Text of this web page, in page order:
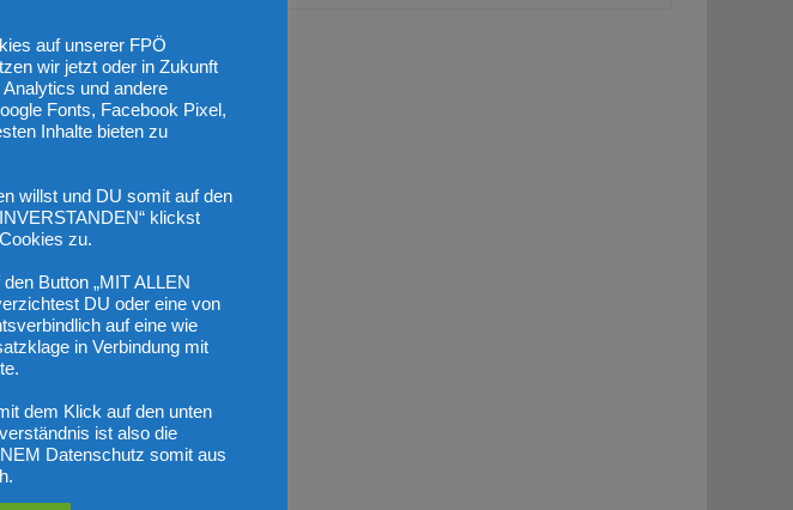
haben Sie kritisiert. In
Hätten Sie das gedacht?
in vielen Bereichen eine
eigentlich
da gebe ich Ihnen
die anderen Parteien.
habe ich nicht
bei den Russland-
auf unserer FPÖ
wir jetzt oder in Zukunft
und andere
Fonts, Facebook Pixel,
Inhalte bieten zu
willst und DU somit auf den
klickst
zu.
Button „MIT ALLEN
DU oder eine von
auf eine wie
in Verbindung mit
dem Klick auf den unten
ist also die
Datenschutz somit aus